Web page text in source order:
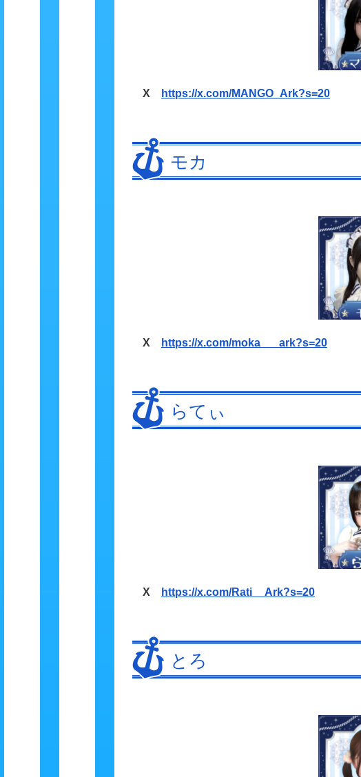
X https://x.com/MANGO_Ark?s=20
モカ
X https://x.com/moka___ark?s=20
らてぃ
X https://x.com/Rati__Ark?s=20
とろ